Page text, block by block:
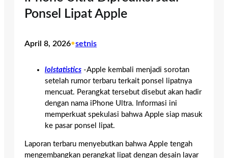
Ponsel Lipat Apple
April 8, 2026•setnis
lolstatistics -Apple kembali menjadi sorotan
setelah rumor terbaru terkait ponsel lipatnya
mencuat. Perangkat tersebut disebut akan hadir
dengan nama iPhone Ultra. Informasi ini
memperkuat spekulasi bahwa Apple siap masuk
ke pasar ponsel lipat.
Laporan terbaru menyebutkan bahwa Apple tengah
mengembangkan perangkat lipat dengan desain layar